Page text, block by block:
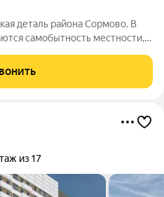
самобытность местности,
в шаговой
из 17